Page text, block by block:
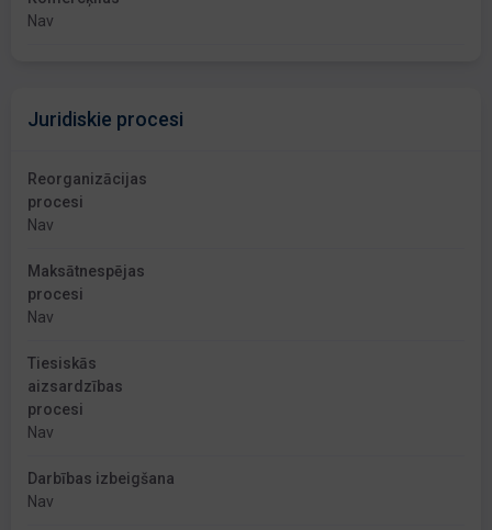
Nav
Juridiskie procesi
Reorganizācijas
procesi
Nav
Maksātnespējas
procesi
Nav
Tiesiskās
aizsardzības
procesi
Nav
Darbības izbeigšana
Nav